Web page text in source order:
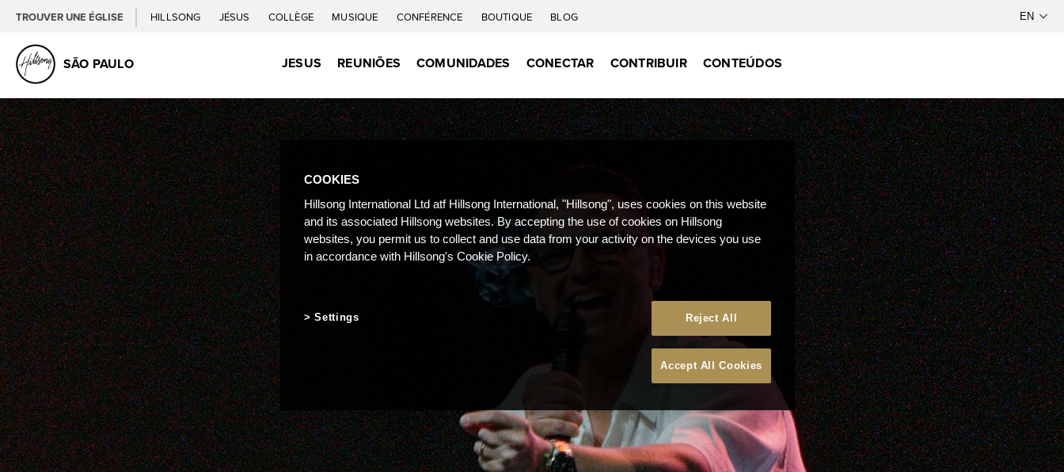
TROUVER UNE ÉGLISE HILLSONG JÉSUS COLLÈGE MUSIQUE CONFÉRENCE BOUTIQUE BLOG
SÃO PAULO JESUS REUNIÕES COMUNIDADES CONECTAR CONTRIBUIR CONTEÚDOS
COOKIES
Hillsong International Ltd atf Hillsong International, "Hillsong", uses cookies on this website
and its associated Hillsong websites. By accepting the use of cookies on Hillsong
websites, you permit us to collect and use data from your activity on the devices you use
in accordance with Hillsong's Cookie Policy.
Reject All
Accept All Cookies
Settings